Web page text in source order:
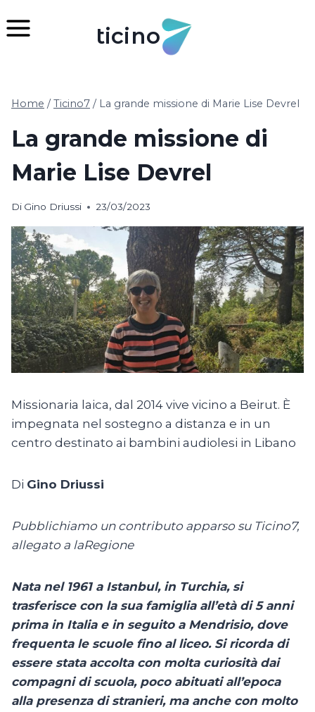
al
ticino
Home / Ticino7 / La grande missione di Marie Lise Devrel
La grande missione di
Marie Lise Devrel
Di Gino Driussi 23/03/2023
Missionaria laica, dal 2014 vive vicino a Beirut. È
impegnata nel sostegno a distanza e in un
centro destinato ai bambini audiolesi in Libano
Di Gino Driussi
Pubblichiamo un contributo apparso su Ticino7,
allegato a laRegione
Nata nel 1961 a Istanbul, in Turchia, si
trasferisce con la sua famiglia all’età di 5 anni
prima in Italia e in seguito a Mendrisio, dove
frequenta le scuole fino al liceo. Si ricorda di
essere stata accolta con molta curiosità dai
compagni di scuola, poco abituati all’epoca
alla presenza di stranieri, ma anche con molto